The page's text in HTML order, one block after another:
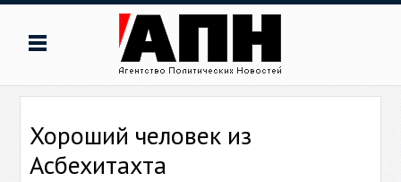
Хороший человек из
Асбехитахта